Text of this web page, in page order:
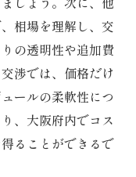
相場を理解し、交
の透明性や追加費
渉では、価格だけ
ールの柔軟性につ
、大阪府内でコス
ることができるで